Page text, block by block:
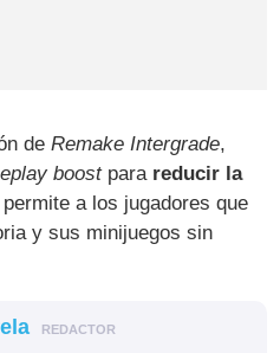
deRemake Intergrade,
boostpara reducir la
a los jugadores que
y sus minijuegos sin
REDACTOR